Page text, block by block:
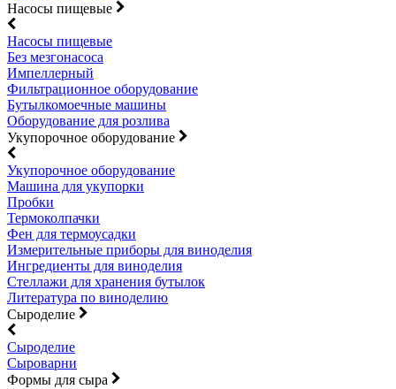
Насосы пищевые
Насосы пищевые
Без мезгонасоса
Импеллерный
Фильтрационное оборудование
Бутылкомоечные машины
Оборудование для розлива
Укупорочное оборудование
Укупорочное оборудование
Машина для укупорки
Пробки
Термоколпачки
Фен для термоусадки
Измерительные приборы для виноделия
Ингредиенты для виноделия
Стеллажи для хранения бутылок
Литература по виноделию
Сыроделие
Сыроделие
Сыроварни
Формы для сыра